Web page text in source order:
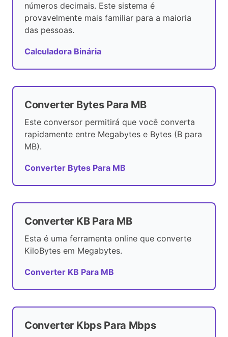
números decimais. Este sistema é
provavelmente mais familiar para a maioria
das pessoas.
Calculadora Binária
Converter Bytes Para MB
Este conversor permitirá que você converta
rapidamente entre Megabytes e Bytes (B para
MB).
Converter Bytes Para MB
Converter KB Para MB
Esta é uma ferramenta online que converte
KiloBytes em Megabytes.
Converter KB Para MB
Converter Kbps Para Mbps